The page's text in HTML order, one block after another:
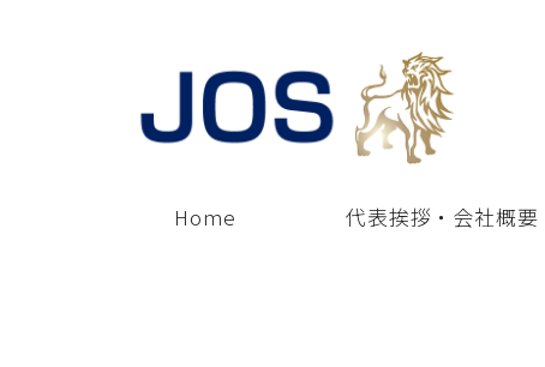
Home 代表挨拶・会社概要